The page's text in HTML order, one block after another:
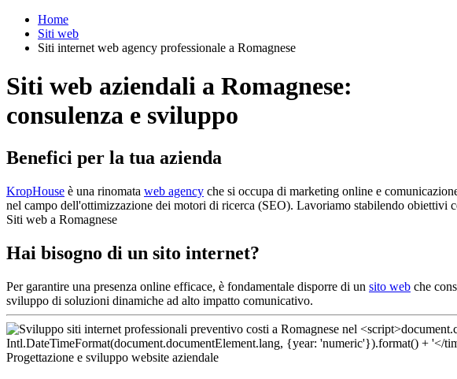
Home
Siti web
Siti internet web agency professionale a Romagnese
Siti web aziendali a Romagnese:
consulenza e sviluppo
Benefici per la tua azienda
KropHouse è una rinomata web agency che si occupa di marketing online e
nel campo dell'ottimizzazione dei motori di ricerca (SEO). Lavoriamo stabilendo obiettivi
Siti web a Romagnese
Hai bisogno di un sito internet?
Per garantire una presenza online efficace, è fondamentale disporre di un sito web che
sviluppo di soluzioni dinamiche ad alto impatto comunicativo.
Progettazione e sviluppo website aziendale